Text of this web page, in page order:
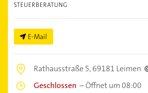
STEUERBERATUNG
E-Mail
Rathausstraße 5,69181 Leimen
Geschlossen –Öffnet um 08:00